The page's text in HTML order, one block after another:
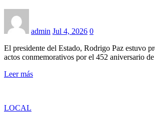
admin Jul 4, 2026 0
El presidente del Estado, Rodrigo Paz estuvo
actos conmemorativos por el 452 aniversario
Leer más
LOCAL